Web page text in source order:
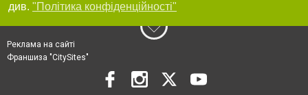
див. "Політика конфіденційності"
Реклама на сайті
Франшиза "CitySites"